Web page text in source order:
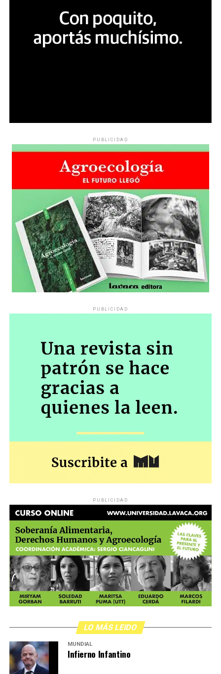
PUBLICIDAD
PUBLICIDAD
PUBLICIDAD
LO MÁS LEIDO
MUNDIAL
Infierno Infantino